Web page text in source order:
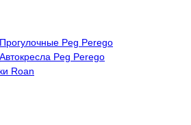
Прогулочные Peg Perego
Автокресла Peg Perego
Roan